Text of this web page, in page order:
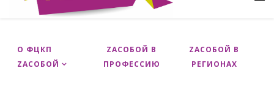
О ФЦКП
ZАСОБОЙ
ZACОБОЙ В
ПРОФЕССИЮ
ZAСОБОЙ В
РЕГИОНАХ